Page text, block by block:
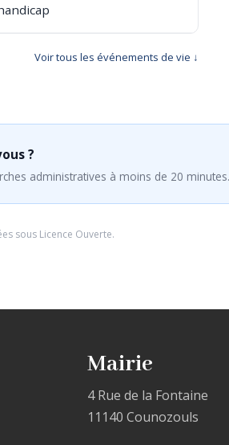
Voir tous les événements de vie ↓
?
administratives à moins de 20 minutes.
sous Licence Ouverte.
Mairie
4 Rue de la Fontaine
11140 Counozouls